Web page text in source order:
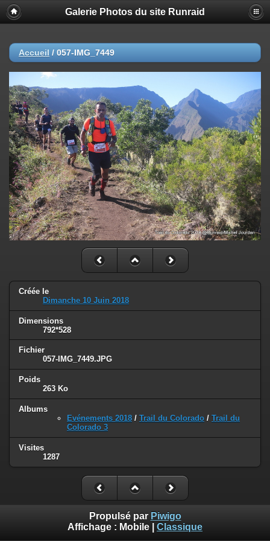
Galerie Photos du site Runraid
Accueil / 057-IMG_7449
Créée le
Dimanche 10 Juin 2018
Dimensions
792*528
Fichier
057-IMG_7449.JPG
Poids
263 Ko
Albums
Evénements 2018 / Trail du Colorado / Trail du
Colorado 3
Visites
1287
Propulsé par Piwigo
Affichage : Mobile Classique